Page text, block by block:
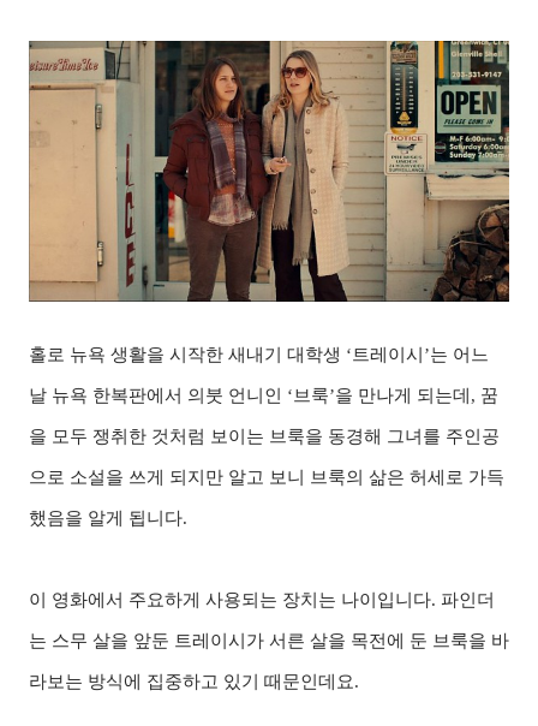
홀로 뉴욕 생활을 시작한 새내기 대학생 ‘트레이시’는 어느
날 뉴욕 한복판에서 의붓 언니인 ‘브룩’을 만나게 되는데, 꿈
을 모두 쟁취한 것처럼 보이는 브룩을 동경해 그녀를 주인공
으로 소설을 쓰게 되지만 알고 보니 브룩의 삶은 허세로 가득
했음을 알게 됩니다.
이 영화에서 주요하게 사용되는 장치는 나이입니다. 파인더
는 스무 살을 앞둔 트레이시가 서른 살을 목전에 둔 브룩을 바
라보는 방식에 집중하고 있기 때문인데요.